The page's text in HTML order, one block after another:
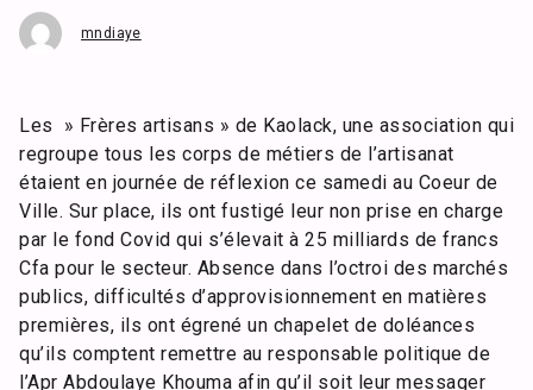
mndiaye
Les » Frères artisans » de Kaolack, une association qui
regroupe tous les corps de métiers de l’artisanat
étaient en journée de réflexion ce samedi au Coeur de
Ville. Sur place, ils ont fustigé leur non prise en charge
par le fond Covid qui s’élevait à 25 milliards de francs
Cfa pour le secteur. Absence dans l’octroi des marchés
publics, difficultés d’approvisionnement en matières
premières, ils ont égrené un chapelet de doléances
qu’ils comptent remettre au responsable politique de
l’Apr Abdoulaye Khouma afin qu’il soit leur messager